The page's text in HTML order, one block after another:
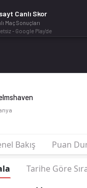
26-27 sezonu |
Bakış Puan
Tarihe Göre
Canlı Skor
Maç Sonuçları
- Google Play'de